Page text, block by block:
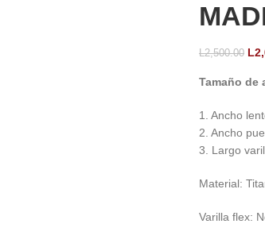
L2,500.00 L
Tamaño de
1. Ancho
2. Ancho
3. Largo
Material:
Varilla flex: